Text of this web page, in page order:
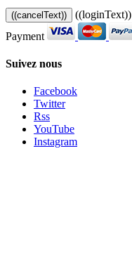
((cancelText))
((loginText))
Payment
Suivez nous
Facebook
Twitter
Rss
YouTube
Instagram